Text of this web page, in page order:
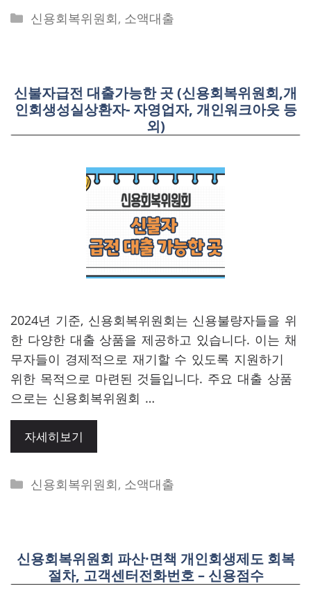
Categories
신용회복위원회, 소액대출
신불자급전 대출가능한 곳 (신용회복위원회,개
인회생성실상환자- 자영업자, 개인워크아웃 등
외)
2024년 기준, 신용회복위원회는 신용불량자들을 위
한 다양한 대출 상품을 제공하고 있습니다. 이는 채
무자들이 경제적으로 재기할 수 있도록 지원하기
위한 목적으로 마련된 것들입니다. 주요 대출 상품
으로는 신용회복위원회 …
자세히보기
Categories
신용회복위원회, 소액대출
신용회복위원회 파산·면책 개인회생제도 회복
절차, 고객센터전화번호 – 신용점수